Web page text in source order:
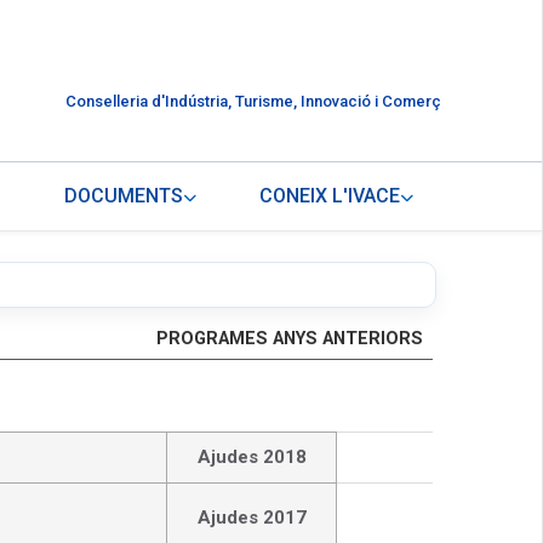
Conselleria d'Indústria, Turisme, Innovació i Comerç
DOCUMENTS CONEIX L'IVACE
PROGRAMES ANYS ANTERIORS
Ajudes 2018
Ajudes 2017